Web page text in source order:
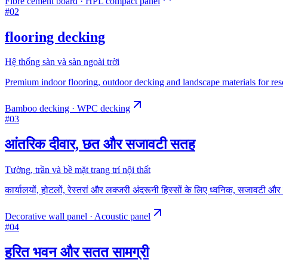
#02
flooring decking
Hệ thống sàn và sàn ngoài trời
Premium indoor flooring, outdoor decking and landscape materials for
Bamboo decking · WPC decking
#03
आंतरिक दीवार, छत और सजावटी सतह
Tường, trần và bề mặt trang trí nội thất
कार्यालयों, होटलों, रेस्तरां और लक्जरी अंदरूनी हिस्सों के लिए ध्वनिक, सजावटी और
Decorative wall panel · Acoustic panel
#04
हरित भवन और सतत सामग्री